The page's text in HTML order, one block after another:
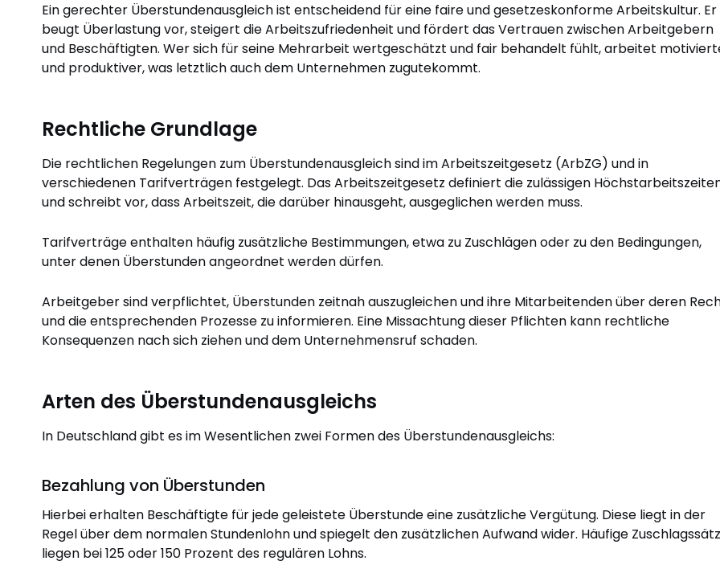
Ein gerechter Überstundenausgleich ist entscheidend für eine faire und gesetzeskonforme Arbeitskultur. Er
beugt Überlastung vor, steigert die Arbeitszufriedenheit und fördert das Vertrauen zwischen Arbeitgebern
und Beschäftigten. Wer sich für seine Mehrarbeit wertgeschätzt und fair behandelt fühlt, arbeitet
und produktiver, was letztlich auch dem Unternehmen zugutekommt.
Rechtliche Grundlage
Die rechtlichen Regelungen zum Überstundenausgleich sind im Arbeitszeitgesetz (ArbZG) und in
verschiedenen Tarifverträgen festgelegt. Das Arbeitszeitgesetz definiert die zulässigen
und schreibt vor, dass Arbeitszeit, die darüber hinausgeht, ausgeglichen werden muss.
Tarifverträge enthalten häufig zusätzliche Bestimmungen, etwa zu Zuschlägen oder zu den Bedingungen,
unter denen Überstunden angeordnet werden dürfen.
Arbeitgeber sind verpflichtet, Überstunden zeitnah auszugleichen und ihre Mitarbeitenden über deren
und die entsprechenden Prozesse zu informieren. Eine Missachtung dieser Pflichten kann rechtliche
Konsequenzen nach sich ziehen und dem Unternehmensruf schaden.
Arten des Überstundenausgleichs
In Deutschland gibt es im Wesentlichen zwei Formen des Überstundenausgleichs:
Bezahlung von Überstunden
Hierbei erhalten Beschäftigte für jede geleistete Überstunde eine zusätzliche Vergütung. Diese liegt in der
Regel über dem normalen Stundenlohn und spiegelt den zusätzlichen Aufwand wider. Häufige
liegen bei 125 oder 150 Prozent des regulären Lohns.